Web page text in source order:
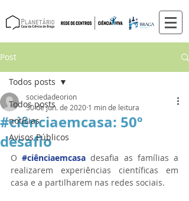
Post
Todos posts
notícias
Avisos Públicos
Todos posts
#ciênciaemcasa: 50º
desafio
sociedadeorion
30 de jun. de 2020 1 min de leitura
O #ciênciaemcasa desafia as famílias a
realizarem experiências científicas em
casa e a partilharem nas redes sociais.